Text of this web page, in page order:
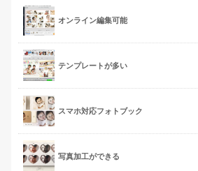
オンライン編集可能
テンプレートが多い
スマホ対応フォトブック
写真加工ができる